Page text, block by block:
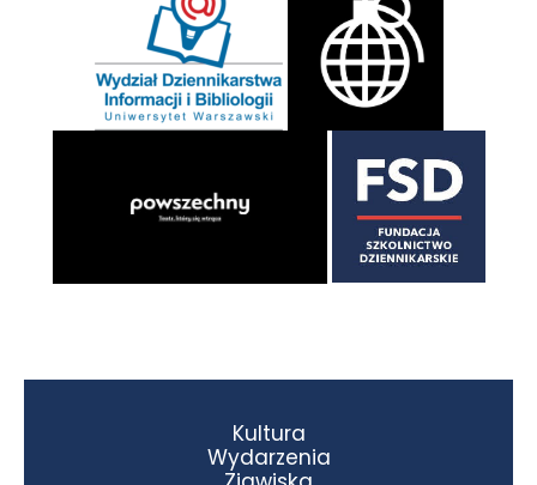
Kultura
Wydarzenia